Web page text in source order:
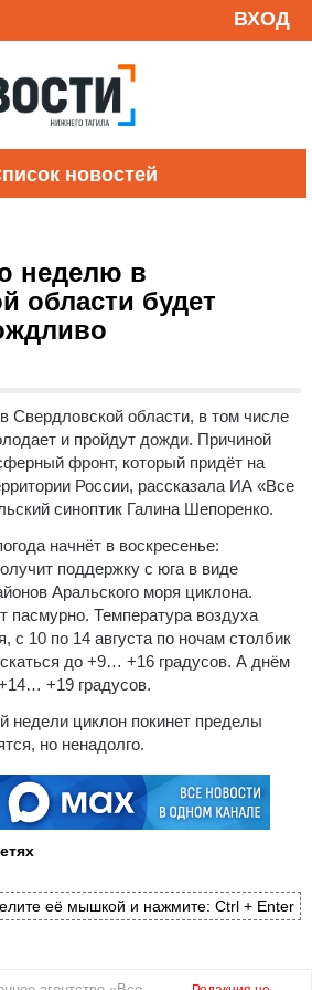
ВХОД
новостей
неделю в
области будет
Свердловской области, в том числе
и пройдут дожди. Причиной
фронт, который придёт на
России, рассказала ИА «Все
синоптик Галина Шепоренко.
начнёт в воскресенье:
поддержку с юга в виде
Аральского моря циклона.
пасмурно. Температура воздуха
с 10 по 14 августа по ночам столбик
до +9… +16 градусов. А днём
+19 градусов.
недели циклон покинет пределы
но ненадолго.
её мышкой и нажмите: Ctrl + Enter